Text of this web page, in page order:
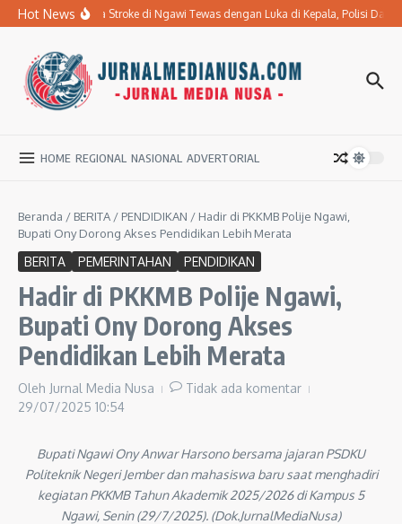
Lewati ke konten
Hot News
Ibu Penderita Stroke di Ngawi Tewas dengan Luka di Kepala, Polisi
HOME REGIONAL NASIONAL ADVERTORIAL
Beranda / BERITA / PENDIDIKAN / Hadir di PKKMB Polije Ngawi,
Bupati Ony Dorong Akses Pendidikan Lebih Merata
BERITA PEMERINTAHAN PENDIDIKAN
Hadir di PKKMB Polije Ngawi,
Bupati Ony Dorong Akses
Pendidikan Lebih Merata
Oleh Jurnal Media Nusa
Tidak ada komentar
29/07/2025 10:54
Bupati Ngawi Ony Anwar Harsono bersama jajaran PSDKU
Politeknik Negeri Jember dan mahasiswa baru saat menghadiri
kegiatan PKKMB Tahun Akademik 2025/2026 di Kampus 5
Ngawi, Senin (29/7/2025). (Dok.JurnalMediaNusa)